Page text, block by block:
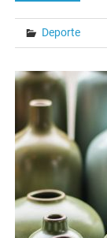
Deporte